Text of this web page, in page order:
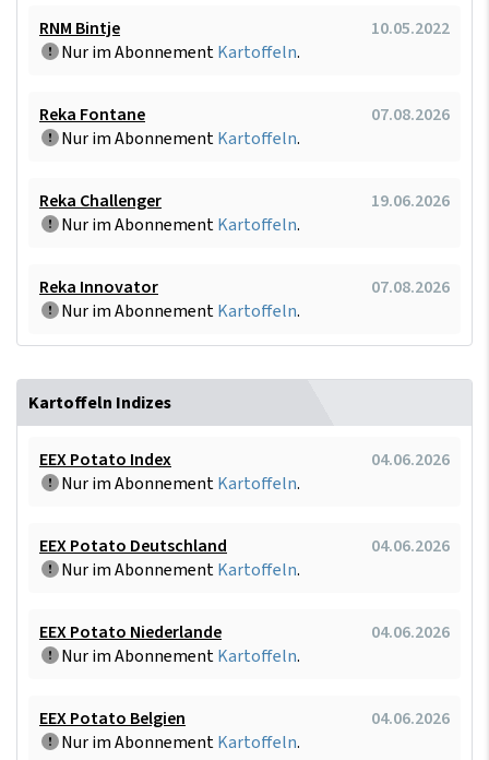
RNM Bintje
10.05.2022
Nur im AbonnementKartoffeln.
Reka Fontane
07.08.2026
Nur im AbonnementKartoffeln.
Reka Challenger
19.06.2026
Nur im AbonnementKartoffeln.
Reka Innovator
07.08.2026
Nur im AbonnementKartoffeln.
Kartoffeln Indizes
EEX Potato Index
04.06.2026
Nur im AbonnementKartoffeln.
EEX Potato Deutschland
04.06.2026
Nur im AbonnementKartoffeln.
EEX Potato Niederlande
04.06.2026
Nur im AbonnementKartoffeln.
EEX Potato Belgien
04.06.2026
Nur im AbonnementKartoffeln.